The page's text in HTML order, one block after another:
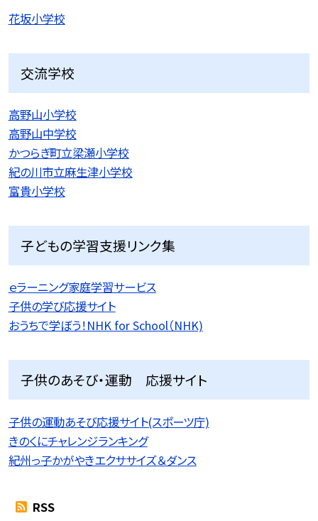
花坂小学校
交流学校
高野山小学校
高野山中学校
かつらぎ町立梁瀬小学校
紀の川市立麻生津小学校
富貴小学校
子どもの学習支援リンク集
ｅラーニング家庭学習サービス
子供の学び応援サイト
おうちで学ぼう！NHK for School（NHK)
子供のあそび・運動 応援サイト
子供の運動あそび応援サイト(スポーツ庁)
きのくにチャレンジランキング
紀州っ子かがやきエクササイズ＆ダンス
RSS